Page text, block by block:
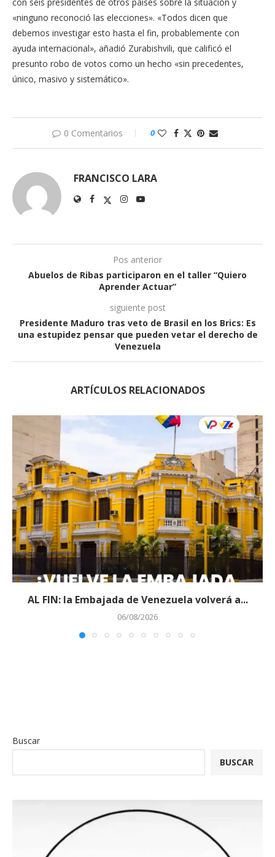
con seis presidentes de otros países sobre la situación y
«ninguno reconoció las elecciones». «Todos dicen que
debemos investigar esto hasta el fin, probablemente con
ayuda internacional», añadió Zurabishvili, que calificó el
presunto robo de votos como un hecho «sin precedentes,
único, masivo y sistemático».
0 Comentarios 0
FRANCISCO LARA
Pos anterior
Abuelos de Ribas participaron en el taller “Quiero
Aprender Actuar”
siguiente post
Presidente Maduro tras veto de Brasil en los Brics: Es
una estupidez pensar que pueden vetar el derecho de
Venezuela
ARTÍCULOS RELACIONADOS
AL FIN: la Embajada de Venezuela volverá a...
06/08/2026
Buscar
BUSCAR